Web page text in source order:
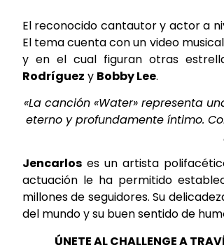
El reconocido cantautor y actor a
El tema cuenta con un video
y en el cual figuran otras
Rodríguez y Bobby Lee.
«La canción «Water» representa
eterno y profundamente íntimo.
Jencarlos es un artista
actuación le ha permitido
millones de seguidores. Su
del mundo y su buen sentido de
ÚNETE AL CHALLENGE A